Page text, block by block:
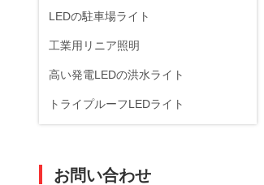
LEDの駐車場ライト
工業用リニア照明
高い発電LEDの洪水ライト
トライプルーフLEDライト
お問い合わせ